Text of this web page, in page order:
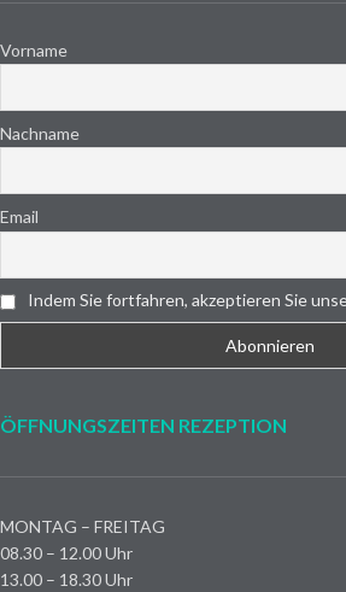
Vorname
Nachname
Email
Indem Sie fortfahren, akzeptieren Sie
ÖFFNUNGSZEITEN REZEPTION
MONTAG – FREITAG
08.30 – 12.00 Uhr
13.00 – 18.30 Uhr